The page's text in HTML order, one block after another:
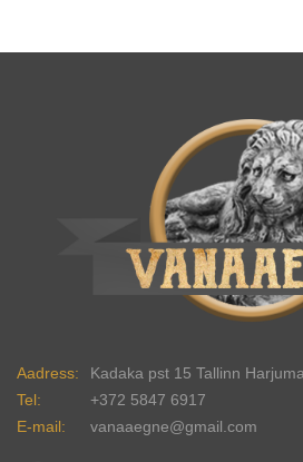
Aadress:
Kadaka pst 15 Tallinn
Tel:
+372 5847 6917
E-mail:
vanaaegne@gmail.com